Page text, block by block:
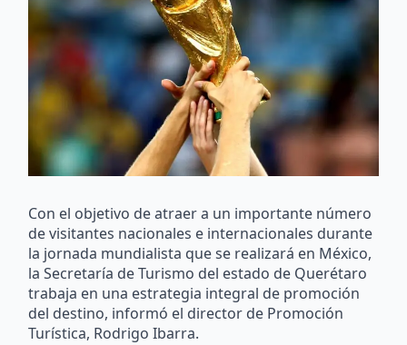
Con el objetivo de atraer a un importante número
de visitantes nacionales e internacionales durante
la jornada mundialista que se realizará en México,
la Secretaría de Turismo del estado de Querétaro
trabaja en una estrategia integral de promoción
del destino, informó el director de Promoción
Turística, Rodrigo Ibarra.